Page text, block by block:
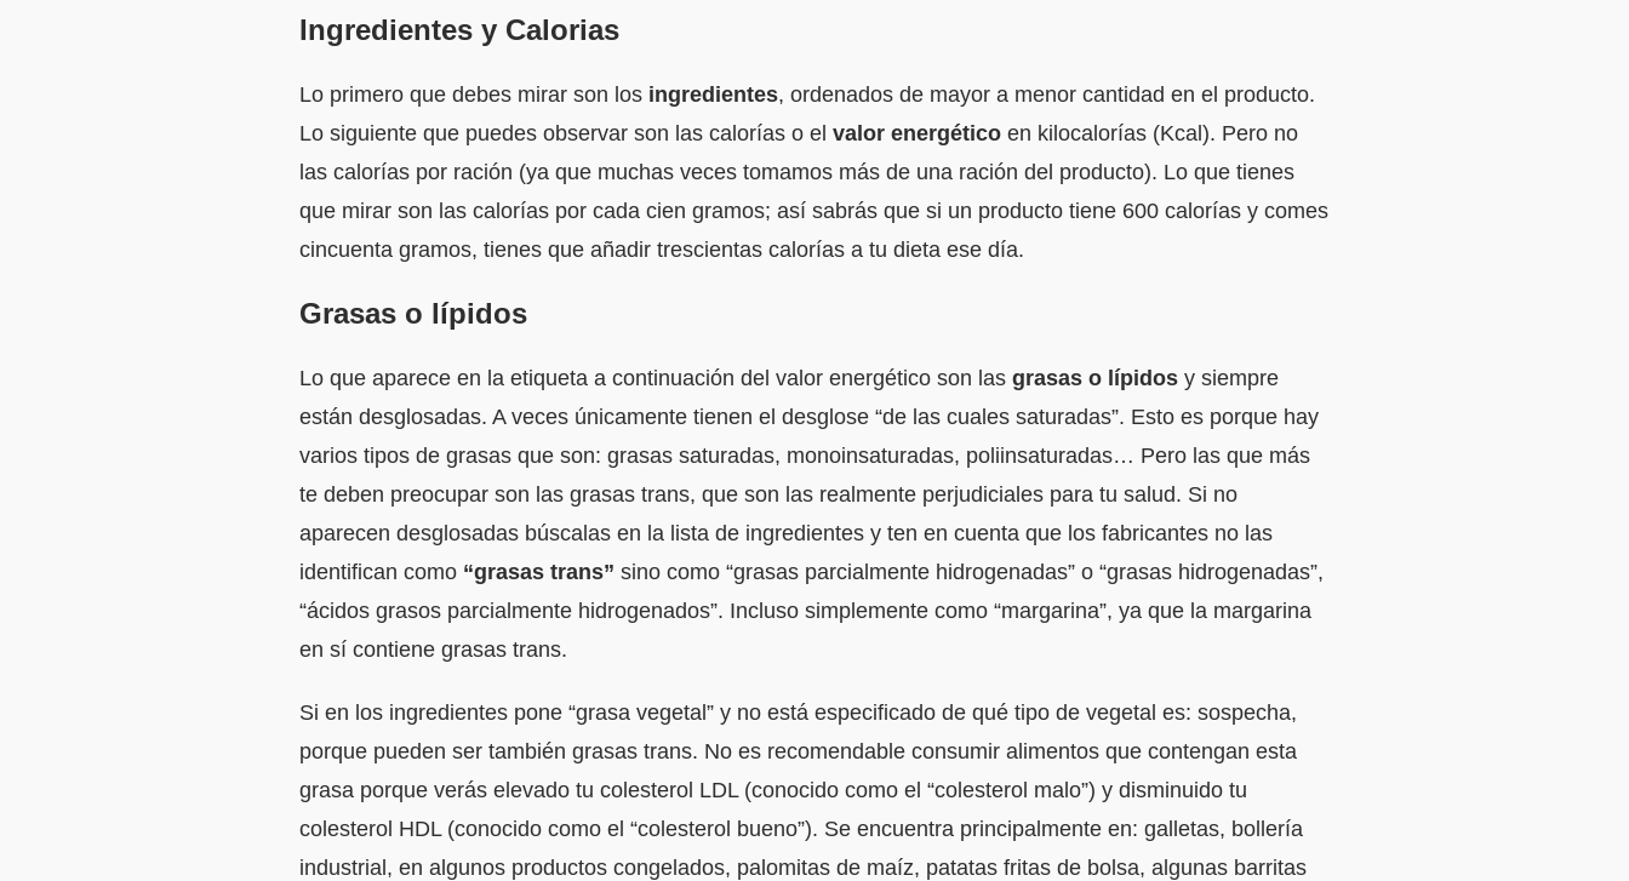
Ingredientes y Calorias
Lo primero que debes mirar son los ingredientes, ordenados de mayor a menor cantidad en el producto.
Lo siguiente que puedes observar son las calorías o el valor energético en kilocalorías (Kcal). Pero no
las calorías por ración (ya que muchas veces tomamos más de una ración del producto). Lo que tienes
que mirar son las calorías por cada cien gramos; así sabrás que si un producto tiene 600 calorías y comes
cincuenta gramos, tienes que añadir trescientas calorías a tu dieta ese día.
Grasas o lípidos
Lo que aparece en la etiqueta a continuación del valor energético son las grasas o lípidos y siempre
están desglosadas. A veces únicamente tienen el desglose “de las cuales saturadas”. Esto es porque hay
varios tipos de grasas que son: grasas saturadas, monoinsaturadas, poliinsaturadas… Pero las que más
te deben preocupar son las grasas trans, que son las realmente perjudiciales para tu salud. Si no
aparecen desglosadas búscalas en la lista de ingredientes y ten en cuenta que los fabricantes no las
identifican como “grasas trans” sino como “grasas parcialmente hidrogenadas” o “grasas hidrogenadas”,
“ácidos grasos parcialmente hidrogenados”. Incluso simplemente como “margarina”, ya que la margarina
en sí contiene grasas trans.
Si en los ingredientes pone “grasa vegetal” y no está especificado de qué tipo de vegetal es: sospecha,
porque pueden ser también grasas trans. No es recomendable consumir alimentos que contengan esta
grasa porque verás elevado tu colesterol LDL (conocido como el “colesterol malo”) y disminuido tu
colesterol HDL (conocido como el “colesterol bueno”). Se encuentra principalmente en: galletas, bollería
industrial, en algunos productos congelados, palomitas de maíz, patatas fritas de bolsa, algunas barritas